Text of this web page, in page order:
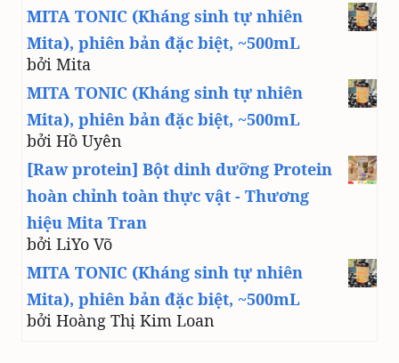
MITA TONIC (Kháng sinh tự nhiên
Mita), phiên bản đặc biệt, ~500mL
bởi Mita
MITA TONIC (Kháng sinh tự nhiên
Mita), phiên bản đặc biệt, ~500mL
bởi Hồ Uyên
[Raw protein] Bột dinh dưỡng Protein
hoàn chỉnh toàn thực vật - Thương
hiệu Mita Tran
bởi LiYo Võ
MITA TONIC (Kháng sinh tự nhiên
Mita), phiên bản đặc biệt, ~500mL
bởi Hoàng Thị Kim Loan